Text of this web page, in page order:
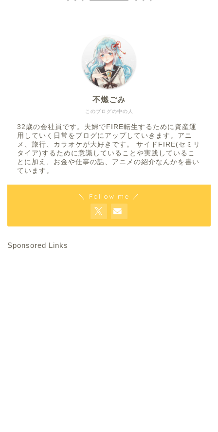
このブログの中の人
不燃ごみ
32歳の会社員です。夫婦でFIRE転生するために資産運
用していく日常をブログにアップしていきます。アニ
メ、旅行、カラオケが大好きです。 サイドFIRE(セミリ
タイア)するために意識していることや実践しているこ
とに加え、お金や仕事の話、アニメの紹介なんかを書い
ています。
＼ Follow me ／
Sponsored Links